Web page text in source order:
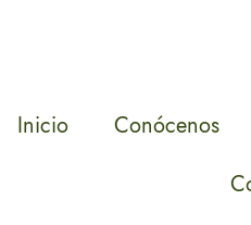
Inicio Conócenos